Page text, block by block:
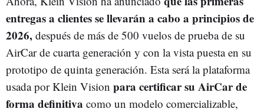
entregas a clientes se llevarán a cabo a principios de
2026, después de más de 500 vuelos de prueba de su
AirCar de cuarta generación y con la vista puesta en su
prototipo de quinta generación. Esta será la plataforma
usada por Klein Vision para certificar su AirCar de
forma definitiva como un modelo comercializable,